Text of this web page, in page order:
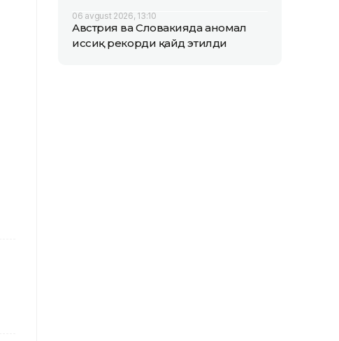
06 avgust 2026, 13:10
Австрия ва Словакияда аномал
иссиқ рекорди қайд этилди